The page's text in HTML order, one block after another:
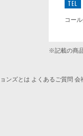
TEL
コー
※記載の商
ンズとは よくあるご質問 会